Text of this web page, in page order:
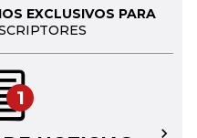
EXCLUSIVOS PARA
1